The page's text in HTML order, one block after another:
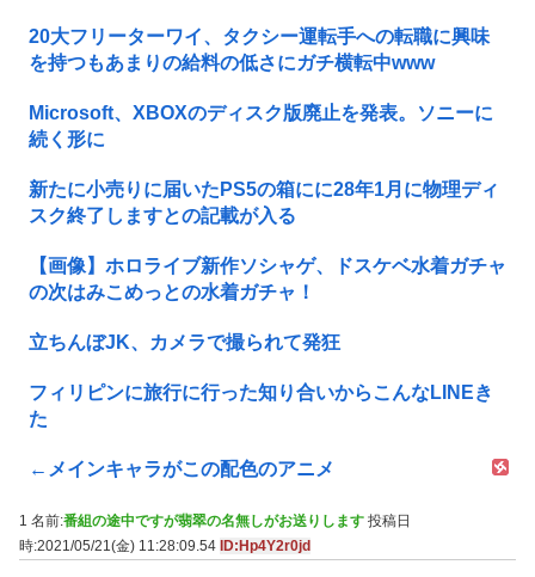
20大フリーターワイ、タクシー運転手への転職に興味
を持つもあまりの給料の低さにガチ横転中www
Microsoft、XBOXのディスク版廃止を発表。ソニーに
続く形に
新たに小売りに届いたPS5の箱にに28年1月に物理ディ
スク終了しますとの記載が入る
【画像】ホロライブ新作ソシャゲ、ドスケベ水着ガチャ
の次はみこめっとの水着ガチャ！
立ちんぼJK、カメラで撮られて発狂
フィリピンに旅行に行った知り合いからこんなLINEき
た
←メインキャラがこの配色のアニメ
1 名前:番組の途中ですが翡翠の名無しがお送りします 投稿日
時:2021/05/21(金) 11:28:09.54 ID:Hp4Y2r0jd